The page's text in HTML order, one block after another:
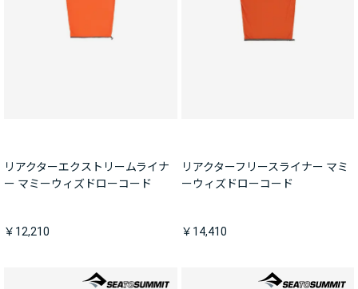
リアクターエクストリームライナ
ー マミーウィズドローコード
￥12,210
リアクターフリースライナー マミ
ーウィズドローコード
￥14,410